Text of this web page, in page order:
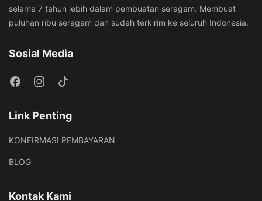
selama 7 tahun lebih dalam pembuatan seragam. Membuat
puluhan ribu seragam dan sudah terkirim ke seluruh Indonesia.
Sosial Media
Link Penting
KONFIRMASI PEMBAYARAN
BLOG
Kontak Kami